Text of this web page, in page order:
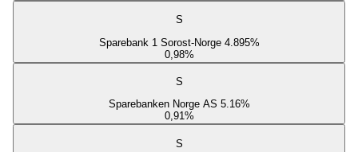
S
Sparebank 1 Sorost-Norge 4.895%
0,98%
S
Sparebanken Norge AS 5.16%
0,91%
S